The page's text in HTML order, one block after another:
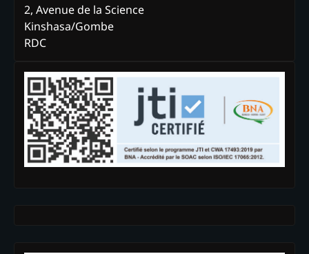
2, Avenue de la Science
Kinshasa/Gombe
RDC